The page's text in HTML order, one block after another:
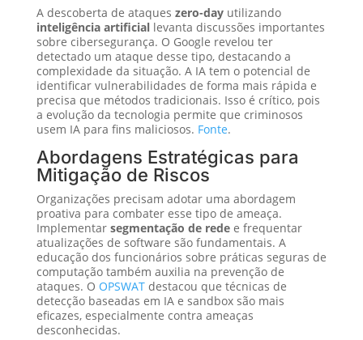
A descoberta de ataques zero-dayutilizando
inteligência artificiallevanta discussões importantes
sobre cibersegurança. O Google revelou ter
detectado um ataque desse tipo, destacando a
complexidade da situação. A IA tem o potencial de
identificar vulnerabilidades de forma mais rápida e
precisa que métodos tradicionais. Isso é crítico, pois
a evolução da tecnologia permite que criminosos
usem IA para fins maliciosos. Fonte.
Abordagens Estratégicas para
Mitigação de Riscos
Organizações precisam adotar uma abordagem
proativa para combater esse tipo de ameaça.
Implementar segmentação de redee frequentar
atualizações de software são fundamentais. A
educação dos funcionários sobre práticas seguras de
computação também auxilia na prevenção de
ataques. O OPSWATdestacou que técnicas de
detecção baseadas em IA e sandbox são mais
eficazes, especialmente contra ameaças
desconhecidas.